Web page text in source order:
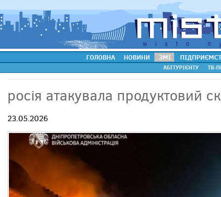
ГОЛОВНА НОВИНИ ЗМІ
АБІТУРІЄНТУ ТВ-
росія атакувала продуктовий
23.05.2026